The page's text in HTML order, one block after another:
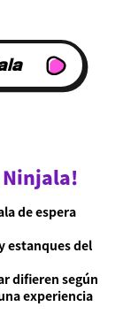
Ninjala!
de espera
estanques del
difieren según
experiencia